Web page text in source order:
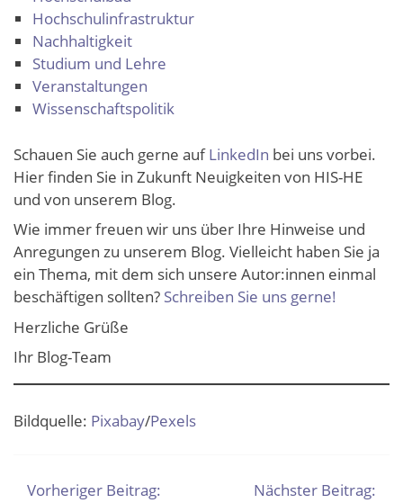
Hochschulinfrastruktur
Nachhaltigkeit
Studium und Lehre
Veranstaltungen
Wissenschaftspolitik
Schauen Sie auch gerne aufLinkedIn bei uns vorbei.
Hier finden Sie in Zukunft Neuigkeiten von HIS-HE
und von unserem Blog.
Wie immer freuen wir uns über Ihre Hinweise und
Anregungen zu unserem Blog. Vielleicht haben Sie ja
ein Thema, mit dem sich unsere Autor:innen einmal
beschäftigen sollten? Schreiben Sie uns gerne!
Herzliche Grüße
Ihr Blog-Team
Bildquelle: Pixabay/Pexels
BEITRAGSNAVIGATION
Vorheriger Beitrag:
Nächster Beitrag: